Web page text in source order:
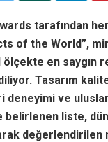
tarafından her
of the World”,
en saygın
Tasarım
ve
liste,
değerlendirilen